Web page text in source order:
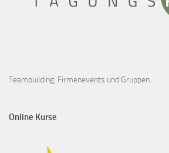
Teambuilding, Firmenevents und Gruppen.
Online Kurse